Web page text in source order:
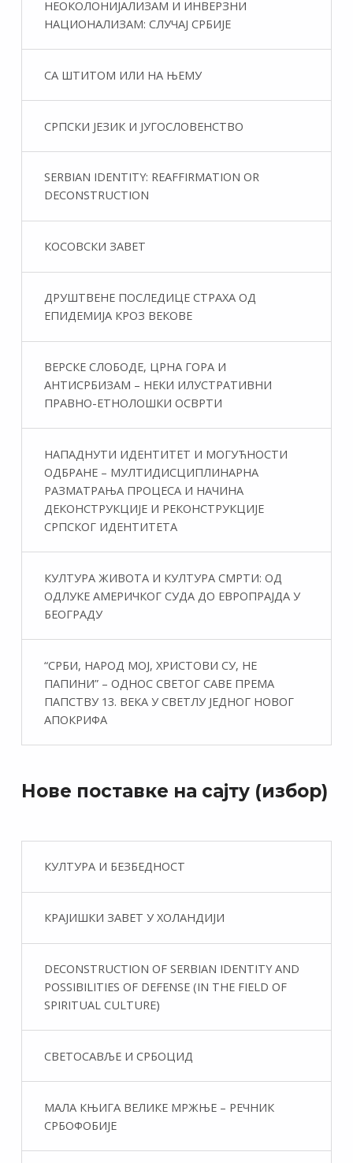
НЕОКОЛОНИЈАЛИЗАМ И ИНВЕРЗНИ
НАЦИОНАЛИЗАМ: СЛУЧАЈ СРБИЈЕ
СА ШТИТОМ ИЛИ НА ЊЕМУ
СРПСКИ ЈЕЗИК И ЈУГОСЛОВЕНСТВО
SERBIAN IDENTITY: REAFFIRMATION OR
DECONSTRUCTION
КОСОВСКИ ЗАВЕТ
ДРУШТВЕНЕ ПОСЛЕДИЦЕ СТРАХА ОД
ЕПИДЕМИЈА КРОЗ ВЕКОВЕ
ВЕРСКЕ СЛОБОДЕ, ЦРНА ГОРА И
АНТИСРБИЗАМ – НЕКИ ИЛУСТРАТИВНИ
ПРАВНО-ЕТНОЛОШКИ ОСВРТИ
НАПАДНУТИ ИДЕНТИТЕТ И МОГУЋНОСТИ
ОДБРАНЕ – МУЛТИДИСЦИПЛИНАРНА
РАЗМАТРАЊА ПРОЦЕСА И НАЧИНА
ДЕКОНСТРУКЦИЈЕ И РЕКОНСТРУКЦИЈЕ
СРПСКОГ ИДЕНТИТЕТА
КУЛТУРА ЖИВОТА И КУЛТУРА СМРТИ: ОД
ОДЛУКЕ АМЕРИЧКОГ СУДА ДО ЕВРОПРАЈДА У
БЕОГРАДУ
“СРБИ, НАРОД МОЈ, ХРИСТОВИ СУ, НЕ
ПАПИНИ” – ОДНОС СВЕТОГ САВЕ ПРЕМА
ПАПСТВУ 13. ВЕКА У СВЕТЛУ ЈЕДНОГ НОВОГ
АПОКРИФА
Нове поставке на сајту (избор)
КУЛТУРА И БЕЗБЕДНОСТ
КРАЈИШКИ ЗАВЕТ У ХОЛАНДИЈИ
DECONSTRUCTION OF SERBIAN IDENTITY AND
POSSIBILITIES OF DEFENSE (IN THE FIELD OF
SPIRITUAL CULTURE)
СВЕТОСАВЉЕ И СРБОЦИД
МАЛА КЊИГА ВЕЛИКЕ МРЖЊЕ – РЕЧНИК
СРБОФОБИЈЕ